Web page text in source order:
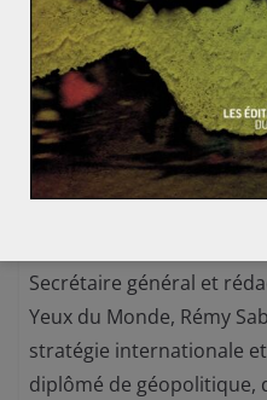
Pierre
Secrétaire général et
Yeux du Monde, Rémy
stratégie internationale
diplômé de géopolitique,